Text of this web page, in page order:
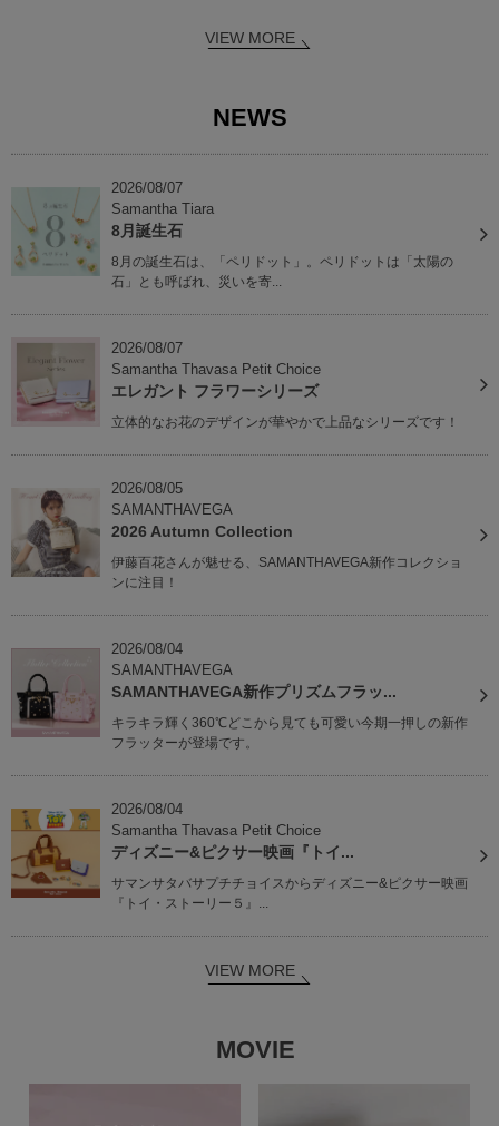
VIEW MORE
NEWS
2026/08/07
Samantha Tiara
8月誕生石
8月の誕生石は、「ペリドット」。ペリドットは「太陽の
石」とも呼ばれ、災いを寄...
2026/08/07
Samantha Thavasa Petit Choice
エレガント フラワーシリーズ
立体的なお花のデザインが華やかで上品なシリーズです！
2026/08/05
SAMANTHAVEGA
2026 Autumn Collection
伊藤百花さんが魅せる、SAMANTHAVEGA新作コレクショ
ンに注目！
2026/08/04
SAMANTHAVEGA
SAMANTHAVEGA新作プリズムフラッ...
キラキラ輝く360℃どこから見ても可愛い今期一押しの新作
フラッターが登場です。
2026/08/04
Samantha Thavasa Petit Choice
ディズニー&ピクサー映画『トイ...
サマンサタバサプチチョイスからディズニー&ピクサー映画
『トイ・ストーリー５』...
VIEW MORE
MOVIE